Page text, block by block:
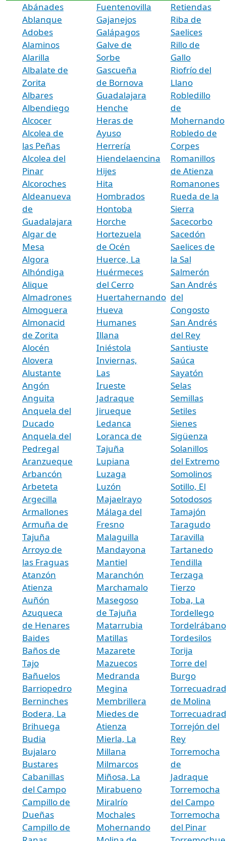
Abánades
Ablanque
Adobes
Alaminos
Alarilla
Albalate de
Zorita
Albares
Albendiego
Alcocer
Alcolea de
las Peñas
Alcolea del
Pinar
Alcoroches
Aldeanueva
de
Guadalajara
Algar de
Mesa
Algora
Alhóndiga
Alique
Almadrones
Almoguera
Almonacid
de Zorita
Alocén
Alovera
Alustante
Angón
Anguita
Anquela del
Ducado
Anquela del
Pedregal
Aranzueque
Arbancón
Arbeteta
Argecilla
Armallones
Armuña de
Tajuña
Arroyo de
las Fraguas
Atanzón
Atienza
Auñón
Azuqueca
de Henares
Baides
Baños de
Tajo
Bañuelos
Barriopedro
Berninches
Bodera, La
Brihuega
Budia
Bujalaro
Bustares
Cabanillas
del Campo
Campillo de
Dueñas
Campillo de
Fuentenovilla
Gajanejos
Galápagos
Galve de
Sorbe
Gascueña
de Bornova
Guadalajara
Henche
Heras de
Ayuso
Herrería
Hiendelaencina
Hijes
Hita
Hombrados
Hontoba
Horche
Hortezuela
de Océn
Huerce, La
Huérmeces
del Cerro
Huertahernando
Hueva
Humanes
Illana
Iniéstola
Inviernas,
Las
Irueste
Jadraque
Jirueque
Ledanca
Loranca de
Tajuña
Lupiana
Luzaga
Luzón
Majaelrayo
Málaga del
Fresno
Malaguilla
Mandayona
Mantiel
Maranchón
Marchamalo
Masegoso
de Tajuña
Matarrubia
Matillas
Mazarete
Mazuecos
Medranda
Megina
Membrillera
Miedes de
Atienza
Mierla, La
Millana
Milmarcos
Miñosa, La
Mirabueno
Miralrío
Mochales
Mohernando
Retiendas
Riba de
Saelices
Rillo de
Gallo
Riofrío del
Llano
Robledillo
de
Mohernando
Robledo de
Corpes
Romanillos
de Atienza
Romanones
Rueda de la
Sierra
Sacecorbo
Sacedón
Saelices de
la Sal
Salmerón
San Andrés
del
Congosto
San Andrés
del Rey
Santiuste
Saúca
Sayatón
Selas
Semillas
Setiles
Sienes
Sigüenza
Solanillos
del Extremo
Somolinos
Sotillo, El
Sotodosos
Tamajón
Taragudo
Taravilla
Tartanedo
Tendilla
Terzaga
Tierzo
Toba, La
Tordellego
Tordelrábano
Tordesilos
Torija
Torre del
Burgo
de Molina
Torrejón del
Rey
Torremocha
de
Jadraque
Torremocha
del Campo
Torremocha
del Pinar